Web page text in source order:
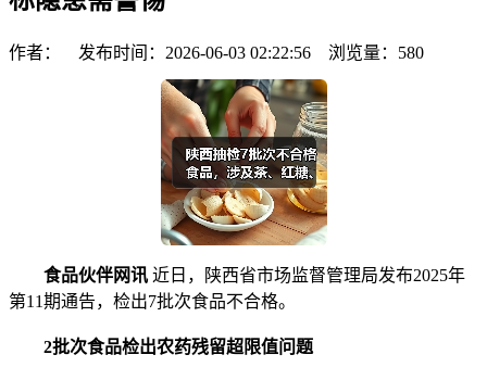
作者： 发布时间：2026-06-03 02:22:56 浏览量： 580
食品伙伴网讯 近日，陕西省市场监督管理局发布2025年
第11期通告，检出7批次食品不合格。
2批次食品检出农药残留超限值问题